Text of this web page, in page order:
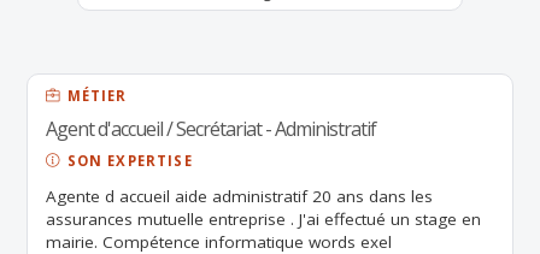
MÉTIER
Agent d'accueil / Secrétariat - Administratif
SON EXPERTISE
Agente d accueil aide administratif 20 ans dans les
assurances mutuelle entreprise . J'ai effectué un stage en
mairie. Compétence informatique words exel